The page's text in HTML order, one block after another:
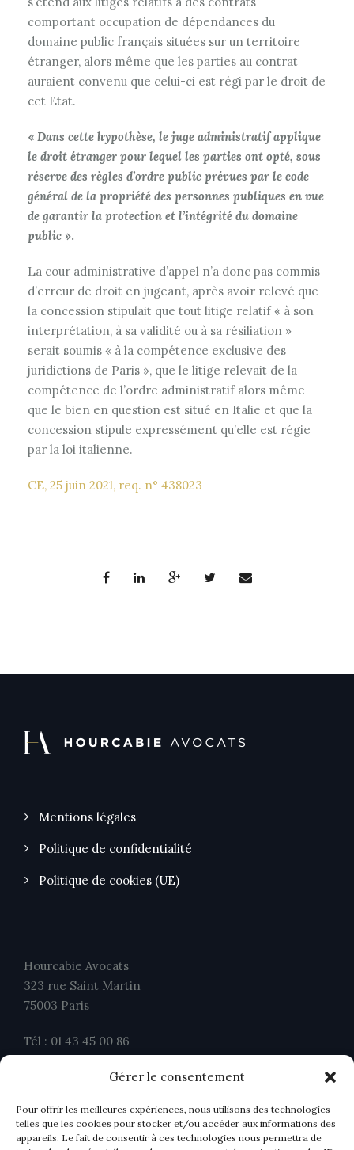
Gérer le consentement
Pour offrir les meilleures expériences, nous utilisons des technologies
telles que les cookies pour stocker et/ou accéder aux informations des
appareils. Le fait de consentir à ces technologies nous permettra de
comportant occupation de dépendances du
domaine public français situées sur un territoire
étranger, alors même que les parties au contrat
auraient convenu que celui-ci est régi par le droit de
cet Etat.
« Dans cette hypothèse, le juge administratif applique
le droit étranger pour lequel les parties ont opté, sous
réserve des règles d’ordre public prévues par le code
général de la propriété des personnes publiques en vue
de garantir la protection et l’intégrité du domaine
public ».
La cour administrative d’appel n’a donc pas commis
d’erreur de droit en jugeant, après avoir relevé que
la concession stipulait que tout litige relatif « à son
interprétation, à sa validité ou à sa résiliation »
serait soumis « à la compétence exclusive des
juridictions de Paris », que le litige relevait de la
compétence de l’ordre administratif alors même
que le bien en question est situé en Italie et que la
concession stipule expressément qu’elle est régie
par la loi italienne.
CE, 25 juin 2021, req. n° 438023
Mentions légales
Politique de confidentialité
Politique de cookies (UE)
Hourcabie Avocats
323 rue Saint Martin
75003 Paris
Tél : 01 43 45 00 86
contact@ahavocats.fr